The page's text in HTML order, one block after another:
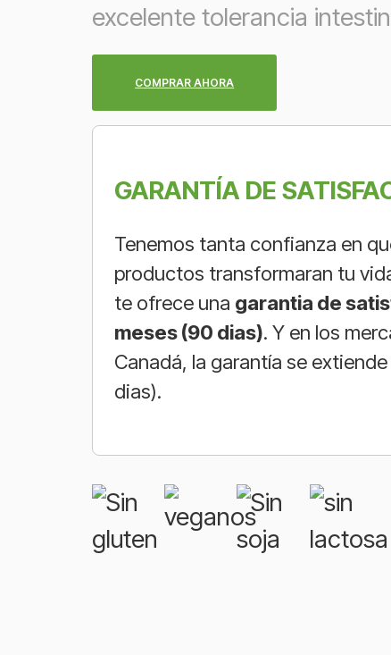
excelente tolerancia
COMPRAR AHORA
GARANTÍA DE
Tenemos tanta confianza en
productos transformaran tu
te ofrece una garantia de
meses (90 dias). Y en los
Canadá, la garantía se
dias).